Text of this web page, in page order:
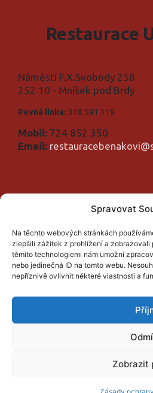
Spravovat
Na těchto webových stránkách
zlepšili zážitek z prohlížení a zobrazovali
těmito technologiemi nám umožní
nebo jedinečná ID na tomto webu.
nepříznivě ovlivnit některé vlastnosti a
Zobrazit
Restaurace
Náměstí F.X.Svobody 258
252 10 - Mníšek pod Brdy
Pevná linka: 318 591 119
Mobil: 724 852 350
Email: